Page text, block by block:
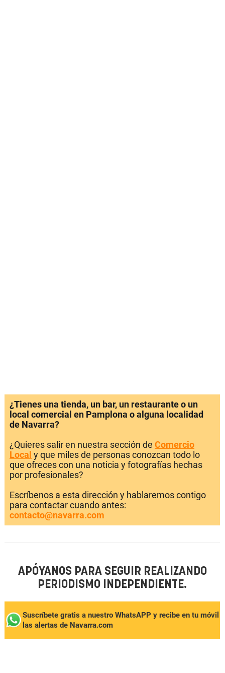
¿Tienes una tienda, un bar, un restaurante o un
local comercial en Pamplona o alguna localidad
de Navarra?
¿Quieres salir en nuestra sección de Comercio
Local y que miles de personas conozcan todo lo
que ofreces con una noticia y fotografías hechas
por profesionales?
Escríbenos a esta dirección y hablaremos contigo
para contactar cuando antes:
contacto@navarra.com
APÓYANOS PARA SEGUIR REALIZANDO
PERIODISMO INDEPENDIENTE.
Suscríbete gratis a nuestro WhatsAPP y recibe en tu móvil
las alertas de Navarra.com